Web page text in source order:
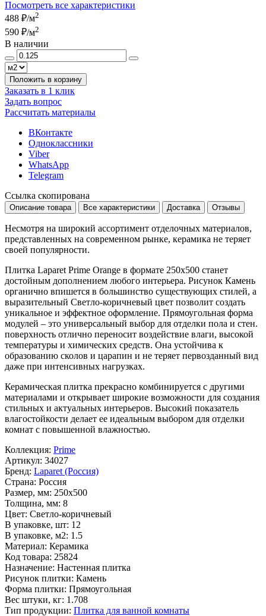
Посмотреть все характеристики
488 ₽/м2
590 ₽/м2
В наличии
Положить в корзину
Заказать в 1 клик
Задать вопрос
Рассчитать материалы
ВКонтакте
Одноклассники
Viber
WhatsApp
Telegram
Ссылка скопирована
Описание товара Все характеристики Доставка Отзывы
Несмотря на широкий ассортимент отделочных материалов,
представленных на современном рынке, керамика не теряет
своей популярности.
Плитка Laparet Prime Orange в формате 250x500 станет
достойным дополнением любого интерьера. Рисунок Камень
органично впишется в большинство существующих стилей, а
выразительный Светло-коричневый цвет позволит создать
уникальное и эффектное оформление. Прямоугольная форма
модулей – это универсальный выбор для отделки пола и стен.
поверхность отлично переносит воздействие влаги, высокой
температуры и химических средств. Она устойчива к
образованию сколов и царапин и не теряет первозданный вид
даже при интенсивных нагрузках.
Керамическая плитка прекрасно комбинируется с другими
материалами и открывает широкие возможности для создания
стильных и актуальных интерьеров. Высокий показатель
влагостойкости делает ее идеальным выбором для отделки
комнат с повышенной влажностью.
Коллекция: Prime
Артикул: 34027
Бренд: Laparet (Россия)
Страна: Россия
Размер, мм: 250x500
Толщина, мм: 8
Цвет: Светло-коричневый
В упаковке, шт: 12
В упаковке, м2: 1.5
Материал: Керамика
Код товара: 25824
Назначение: Настенная плитка
Рисунок плитки: Камень
Форма плитки: Прямоугольная
Вес штуки, кг: 1.708
Тип продукции: Плитка для ванной комнаты